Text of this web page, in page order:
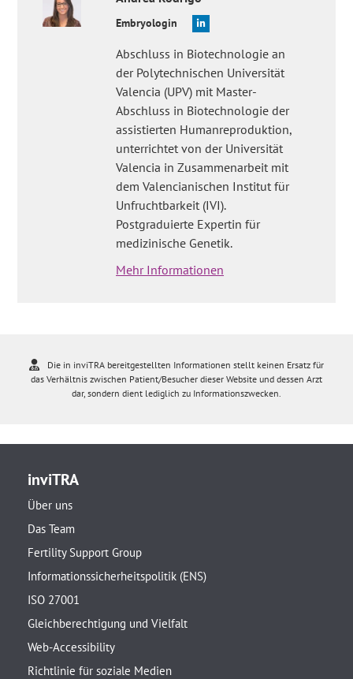
Embryologin
Abschluss in Biotechnologie an
der Polytechnischen Universität
Valencia (UPV) mit Master-
Abschluss in Biotechnologie der
assistierten Humanreproduktion,
unterrichtet von der Universität
Valencia in Zusammenarbeit mit
dem Valencianischen Institut für
Unfruchtbarkeit (IVI).
Postgraduierte Expertin für
medizinische Genetik.
Mehr Informationen
Die in inviTRA bereitgestellten Informationen stellt keinen Ersatz für
das Verhältnis zwischen Patient/Besucher dieser Website und dessen Arzt
dar, sondern dient lediglich zu Informationszwecken.
inviTRA
Über uns
Das Team
Fertility Support Group
Informationssicherheitspolitik (ENS)
ISO 27001
Gleichberechtigung und Vielfalt
Web-Accessibility
Richtlinie für soziale Medien